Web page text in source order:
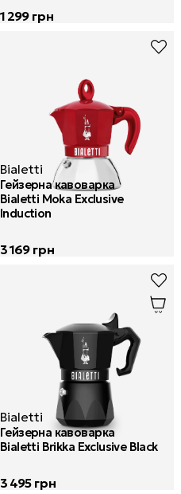
1 299грн
Гейзерна кавоварка
Bialetti Moka Exclusive
Induction
Bialetti
3 169грн
Гейзерна кавоварка
Bialetti Brikka Exclusive Black
Bialetti
3 495грн